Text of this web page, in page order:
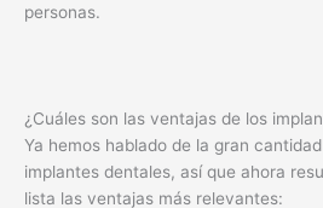
personas.
¿Cuáles son las ventajas de los
Ya hemos hablado de la gran
implantes dentales, así que ahora
lista las ventajas más relevantes: